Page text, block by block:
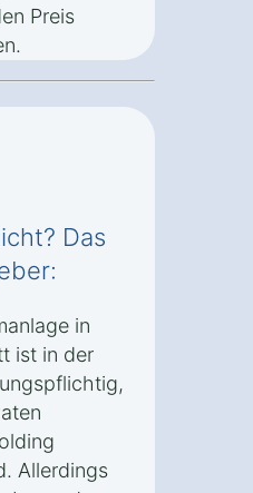
Preis
Das
in
ist in der
Allerdings